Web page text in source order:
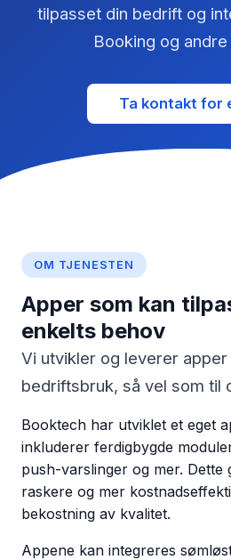
tilpasset din bedrift og
Booking og andre
Ta kontakt for
OM TJENESTEN
Apper som kan
enkelts behov
Vi utvikler og leverer apper
bedriftsbruk, så vel som til
Booktech har utviklet et eget
inkluderer ferdigbygde
push-varslinger og mer. Dette
raskere og mer
bekostning av kvalitet.
Appene kan integreres